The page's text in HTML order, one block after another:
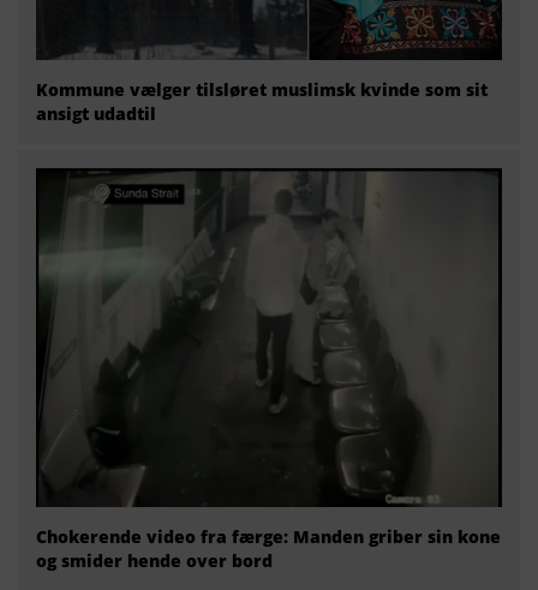
Kommune vælger tilsløret muslimsk kvinde som sit
ansigt udadtil
Chokerende video fra færge: Manden griber sin kone
og smider hende over bord